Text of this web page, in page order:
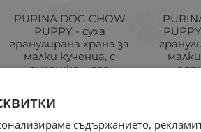
PURINA DOG CHOW
PUPPY - суха
гранулирана храна за
малки кученца, с
пилешко месо
съдържанието,